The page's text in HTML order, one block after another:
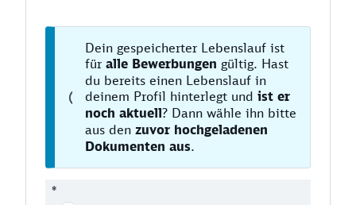
Dein gespeicherter Lebenslauf ist
füralle Bewerbungen
du bereits einen Lebenslauf in
deinem Profil hinterlegt undist er
noch aktuell? Dann wähle ihn bitte
aus denzuvor hochgeladenen
Dokumenten aus.
*